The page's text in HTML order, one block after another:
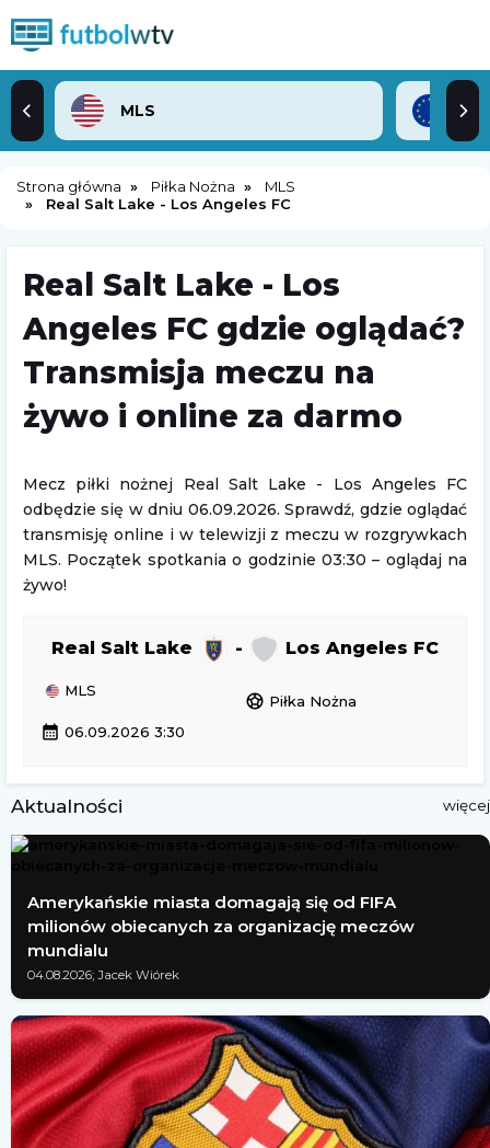
MLS
Strona główna Piłka Nożna
MLS
Real Salt Lake - Los Angeles FC
Real Salt Lake - Los
Angeles FC gdzie oglądać?
Transmisja meczu na
żywo i online za darmo
Mecz piłki nożnej Real Salt Lake - Los Angeles FC
odbędzie się w dniu 06.09.2026. Sprawdź, gdzie oglądać
transmisję online i w telewizji z meczu w rozgrywkach
MLS. Początek spotkania o godzinie 03:30 – oglądaj na
żywo!
Real Salt Lake - Los Angeles FC
MLS
sports_soccer Piłka Nożna
calendar_month 06.09.2026 3:30
Aktualności więcej
Amerykańskie miasta domagają się od FIFA
milionów obiecanych za organizację meczów
mundialu
04.08.2026; Jacek Wiórek